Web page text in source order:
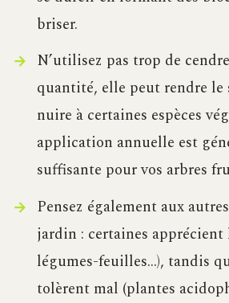
briser.
N’utilisez pas trop de
quantité, elle peut rendre
nuire à certaines espèces
application annuelle est
suffisante pour vos arbres
Pensez également aux
jardin : certaines apprécient
légumes-feuilles…), tandis
tolèrent mal (plantes